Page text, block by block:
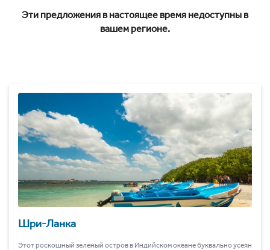
Эти предложения в настоящее время недоступны в
вашем регионе.
Шри-Ланка
Этот роскошный зеленый остров в Индийском океане буквально усеян